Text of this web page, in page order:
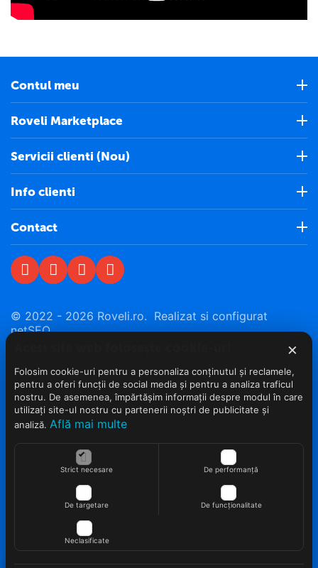
Contul meu
Roveli Marketplace
Servicii clienti (Nou)
Info clienti
Contact
© 2022 - 2026 Roveli.ro. Realizat si configurat
netSEO
×
Folosim cookie-uri pentru a personaliza conținutul și reclamele,
pentru a oferi funcții de social media și pentru a analiza traficul
nostru. De asemenea, împărtășim informații despre modul în care
utilizați site-ul nostru cu partenerii noștri de publicitate și
analiză. Află mai multe
Strict necesare De performanță
De targetare De funcționalitate
Neclasificate